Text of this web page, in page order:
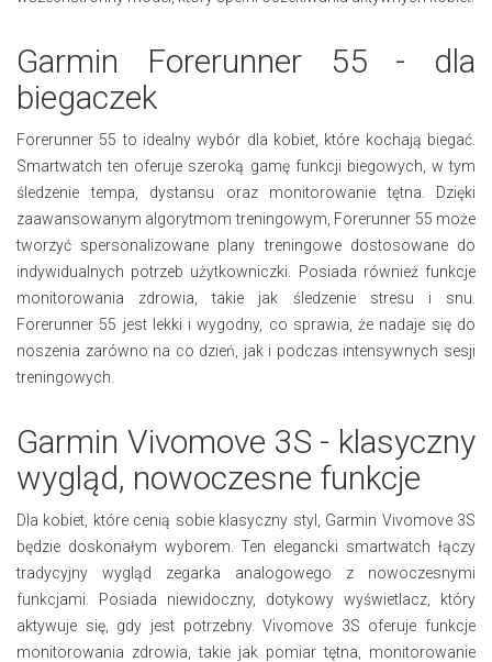
Garmin Forerunner 55 - dla
biegaczek
Forerunner 55 to idealny wybór dla kobiet, które kochają biegać.
Smartwatch ten oferuje szeroką gamę funkcji biegowych, w tym
śledzenie tempa, dystansu oraz monitorowanie tętna. Dzięki
zaawansowanym algorytmom treningowym, Forerunner 55 może
tworzyć spersonalizowane plany treningowe dostosowane do
indywidualnych potrzeb użytkowniczki. Posiada również funkcje
monitorowania zdrowia, takie jak śledzenie stresu i snu.
Forerunner 55 jest lekki i wygodny, co sprawia, że nadaje się do
noszenia zarówno na co dzień, jak i podczas intensywnych sesji
treningowych.
Garmin Vivomove 3S - klasyczny
wygląd, nowoczesne funkcje
Dla kobiet, które cenią sobie klasyczny styl, Garmin Vivomove 3S
będzie doskonałym wyborem. Ten elegancki smartwatch łączy
tradycyjny wygląd zegarka analogowego z nowoczesnymi
funkcjami. Posiada niewidoczny, dotykowy wyświetlacz, który
aktywuje się, gdy jest potrzebny. Vivomove 3S oferuje funkcje
monitorowania zdrowia, takie jak pomiar tętna, monitorowanie